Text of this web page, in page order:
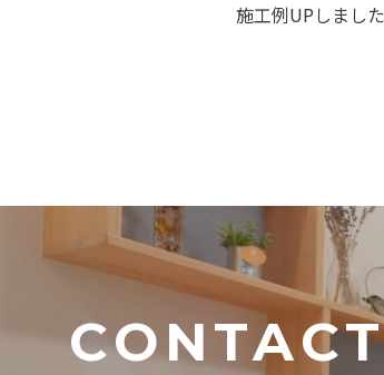
施工例UPしまし